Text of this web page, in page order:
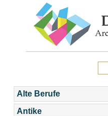
Alte Berufe
Antike